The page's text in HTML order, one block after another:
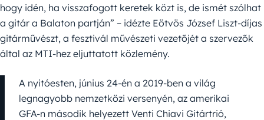
hogy idén, ha visszafogott keretek közt is, de ismét szólhat
a gitár a Balaton partján” – idézte Eötvös József Liszt-díjas
gitárművészt, a fesztivál művészeti vezetőjét a szervezők
által az MTI-hez eljuttatott közlemény.
A nyitóesten, június 24-én a 2019-ben a világ
legnagyobb nemzetközi versenyén, az amerikai
GFA-n második helyezett Venti Chiavi Gitártrió,